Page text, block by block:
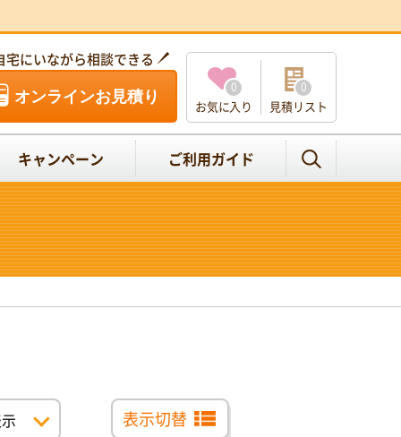
宅にいながら相談できる
オンラインお見積り
お気に入り
0
見積リスト
0
キャンペーン ご利用ガイド
表示切替